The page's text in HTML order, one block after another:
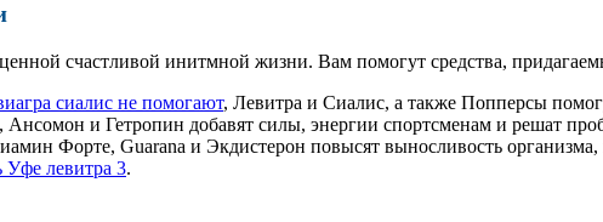
счастливой инитмной жизни. Вам помогут средства,
сиалис не помогают, Левитра и Сиалис, а также Попперсы
Ансомон и Гетропин добавят силы, энергии спортсменам и решат
Форте, Guarana и Экдистерон повысят выносливость
Уфе левитра 3.